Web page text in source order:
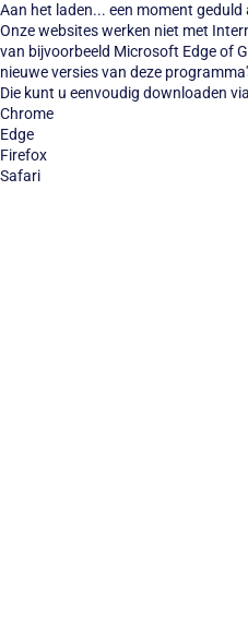
Aan het laden... een moment geduld
Onze websites werken niet met
van bijvoorbeeld Microsoft Edge of
nieuwe versies van deze
Die kunt u eenvoudig downloaden
Chrome
Edge
Firefox
Safari